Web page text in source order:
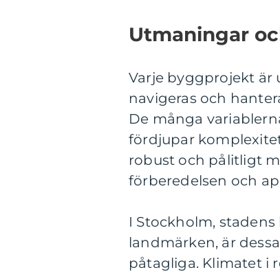
Utmaningar
Varje byggprojekt är
navigeras och
De många
fördjupar
robust och pålitligt
förberedelsen och
I Stockholm,
landmärken, är
påtagliga. Klimatet i